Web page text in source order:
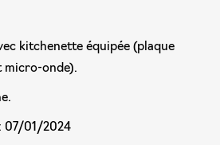
kitchenette équipée (plaque
micro-onde).
: 07/01/2024